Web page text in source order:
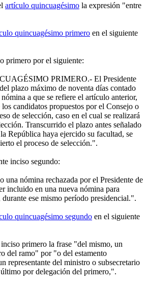
artículo quincuagésimo la expresión "entre
quincuagésimo primero en el siguiente
primero por el siguiente:
PRIMERO.- El Presidente
plazo máximo de noventa días contado
a que se refiere el artículo anterior,
candidatos propuestos por el Consejo o
de selección, caso en el cual se realizará
Transcurrido el plazo antes señalado
República haya ejercido su facultad, se
el proceso de selección.".
inciso segundo:
nómina rechazada por el Presidente de
incluido en una nueva nómina para
ese mismo período presidencial.".
quincuagésimo segundo en el siguiente
primero la frase "del mismo, un
del ramo" por "o del estamento
representante del ministro o subsecretario
por delegación del primero,".